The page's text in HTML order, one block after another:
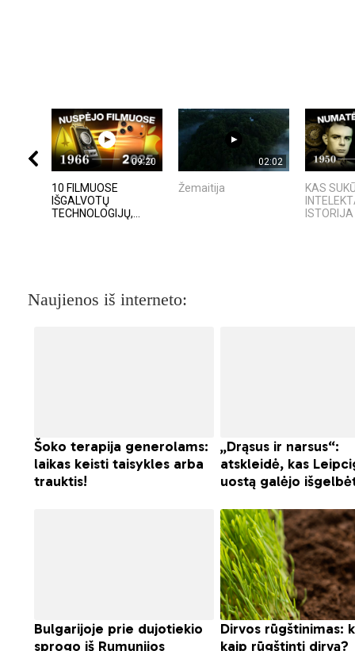
09:20
10 FILMUOSE
IŠGALVOTŲ
TECHNOLOGIJŲ,...
02:02
Žemaitija
KAS
ISTORIJA
Naujienos iš interneto: